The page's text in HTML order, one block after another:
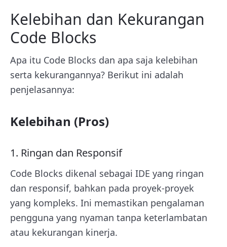
Kelebihan dan Kekurangan
Code Blocks
Apa itu Code Blocks dan apa saja kelebihan
serta kekurangannya? Berikut ini adalah
penjelasannya:
Kelebihan (Pros)
1. Ringan dan Responsif
Code Blocks dikenal sebagai IDE yang ringan
dan responsif, bahkan pada proyek-proyek
yang kompleks. Ini memastikan pengalaman
pengguna yang nyaman tanpa keterlambatan
atau kekurangan kinerja.